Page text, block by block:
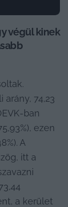
végül kinek
74,23
ban
ezen
A
itt a
a kerület